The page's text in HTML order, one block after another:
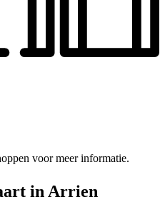
voor meer informatie.
in Arrien